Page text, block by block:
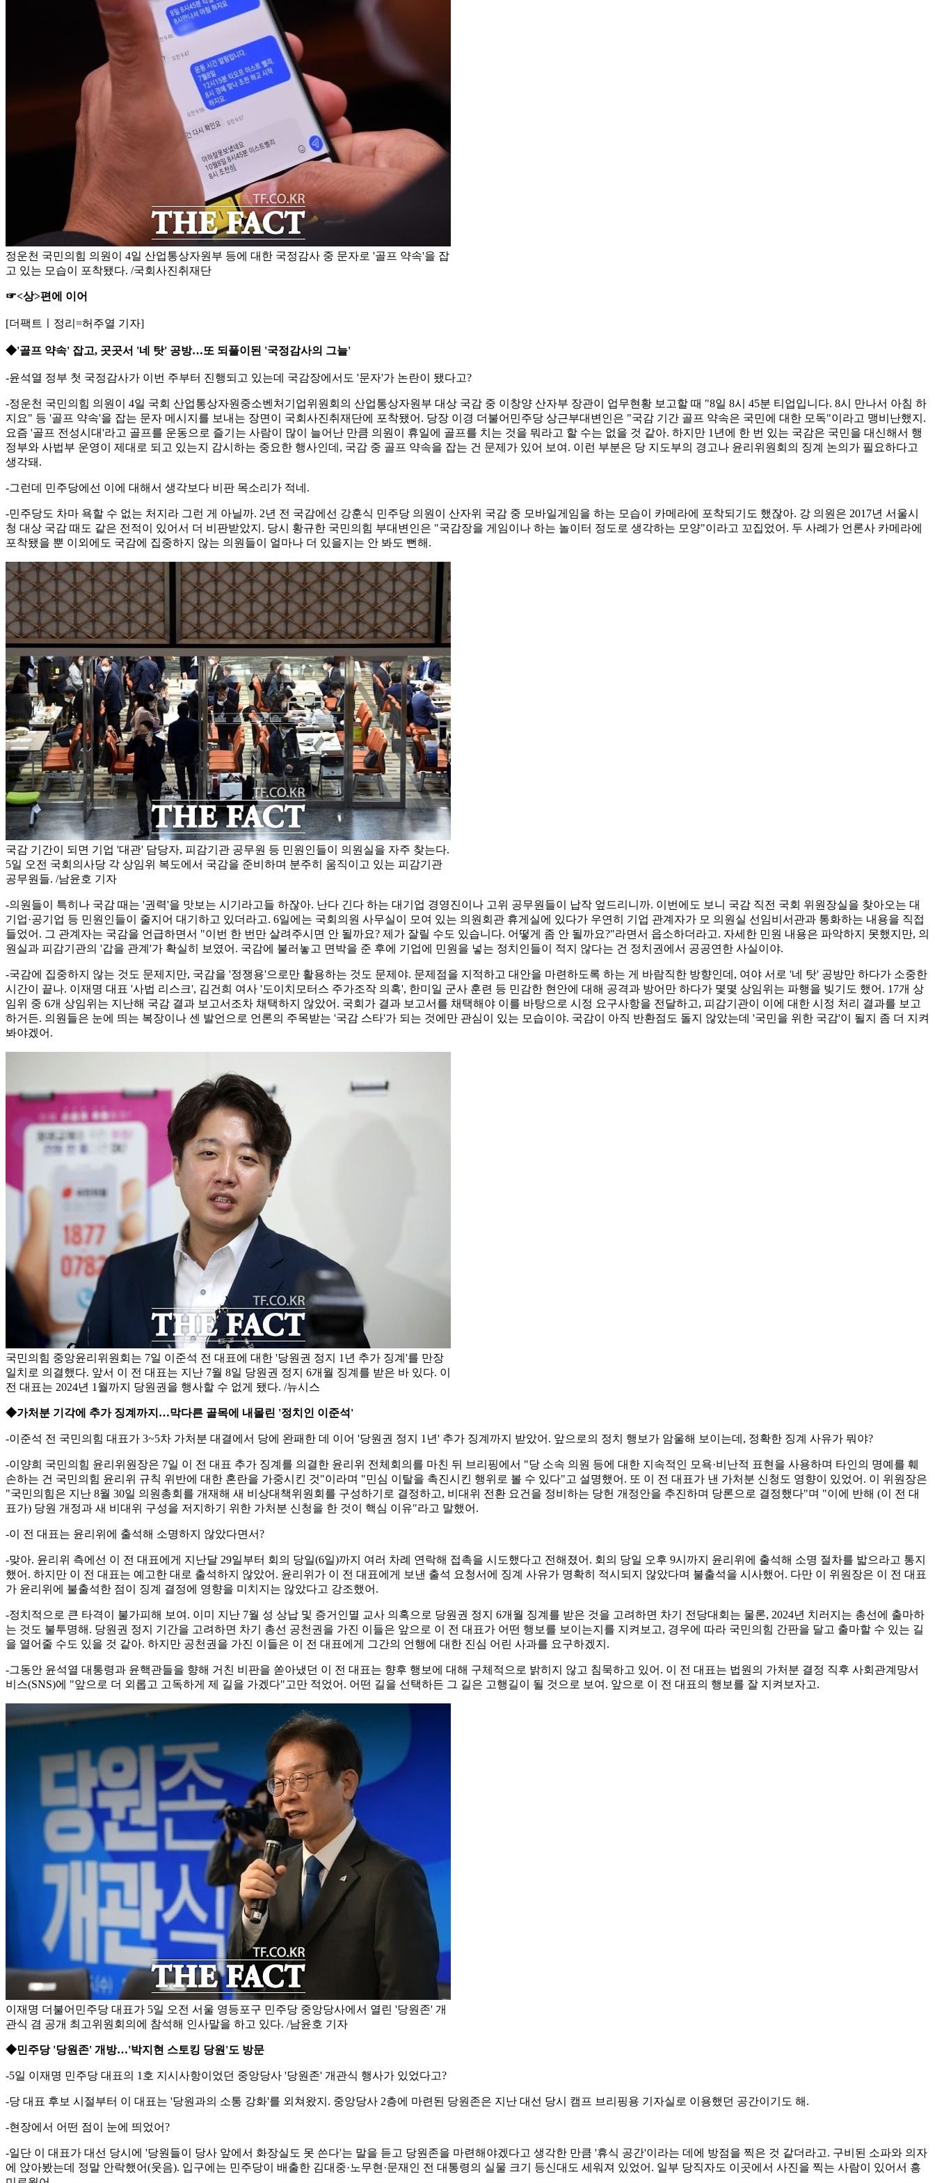
정운천 국민의힘 의원이 4일 산업통상자원부 등에 대한 국정감사 중 문자로 '골프 약속'을 잡
고 있는 모습이 포착됐다. /국회사진취재단
☞<상>편에 이어
[더팩트ㅣ정리=허주열 기자]
◆'골프 약속' 잡고, 곳곳서 '네 탓' 공방…또 되풀이된 '국정감사의 그늘'
-윤석열 정부 첫 국정감사가 이번 주부터 진행되고 있는데 국감장에서도 '문자'가 논란이 됐다고?
-정운천 국민의힘 의원이 4일 국회 산업통상자원중소벤처기업위원회의 산업통상자원부 대상 국감 중 이창양 산자부 장관이 업무현황 보고할 때 "8일 8시 45분 티업입니다. 8시 만나서 아침 하
지요" 등 '골프 약속'을 잡는 문자 메시지를 보내는 장면이 국회사진취재단에 포착됐어. 당장 이경 더불어민주당 상근부대변인은 "국감 기간 골프 약속은 국민에 대한 모독"이라고 맹비난했지.
요즘 '골프 전성시대'라고 골프를 운동으로 즐기는 사람이 많이 늘어난 만큼 의원이 휴일에 골프를 치는 것을 뭐라고 할 수는 없을 것 같아. 하지만 1년에 한 번 있는 국감은 국민을 대신해서 행
정부와 사법부 운영이 제대로 되고 있는지 감시하는 중요한 행사인데, 국감 중 골프 약속을 잡는 건 문제가 있어 보여. 이런 부분은 당 지도부의 경고나 윤리위원회의 징계 논의가 필요하다고
생각돼.
-그런데 민주당에선 이에 대해서 생각보다 비판 목소리가 적네.
-민주당도 차마 욕할 수 없는 처지라 그런 게 아닐까. 2년 전 국감에선 강훈식 민주당 의원이 산자위 국감 중 모바일게임을 하는 모습이 카메라에 포착되기도 했잖아. 강 의원은 2017년 서울시
청 대상 국감 때도 같은 전적이 있어서 더 비판받았지. 당시 황규한 국민의힘 부대변인은 "국감장을 게임이나 하는 놀이터 정도로 생각하는 모양"이라고 꼬집었어. 두 사례가 언론사 카메라에
포착됐을 뿐 이외에도 국감에 집중하지 않는 의원들이 얼마나 더 있을지는 안 봐도 뻔해.
국감 기간이 되면 기업 '대관' 담당자, 피감기관 공무원 등 민원인들이 의원실을 자주 찾는다.
5일 오전 국회의사당 각 상임위 복도에서 국감을 준비하며 분주히 움직이고 있는 피감기관
공무원들. /남윤호 기자
-의원들이 특히나 국감 때는 '권력'을 맛보는 시기라고들 하잖아. 난다 긴다 하는 대기업 경영진이나 고위 공무원들이 납작 엎드리니까. 이번에도 보니 국감 직전 국회 위원장실을 찾아오는 대
기업·공기업 등 민원인들이 줄지어 대기하고 있더라고. 6일에는 국회의원 사무실이 모여 있는 의원회관 휴게실에 있다가 우연히 기업 관계자가 모 의원실 선임비서관과 통화하는 내용을 직접
들었어. 그 관계자는 국감을 언급하면서 "이번 한 번만 살려주시면 안 될까요? 제가 잘릴 수도 있습니다. 어떻게 좀 안 될까요?"라면서 읍소하더라고. 자세한 민원 내용은 파악하지 못했지만, 의
원실과 피감기관의 '갑을 관계'가 확실히 보였어. 국감에 불러놓고 면박을 준 후에 기업에 민원을 넣는 정치인들이 적지 않다는 건 정치권에서 공공연한 사실이야.
-국감에 집중하지 않는 것도 문제지만, 국감을 '정쟁용'으로만 활용하는 것도 문제야. 문제점을 지적하고 대안을 마련하도록 하는 게 바람직한 방향인데, 여야 서로 '네 탓' 공방만 하다가 소중한
시간이 끝나. 이재명 대표 '사법 리스크', 김건희 여사 '도이치모터스 주가조작 의혹', 한미일 군사 훈련 등 민감한 현안에 대해 공격과 방어만 하다가 몇몇 상임위는 파행을 빚기도 했어. 17개 상
임위 중 6개 상임위는 지난해 국감 결과 보고서조차 채택하지 않았어. 국회가 결과 보고서를 채택해야 이를 바탕으로 시정 요구사항을 전달하고, 피감기관이 이에 대한 시정 처리 결과를 보고
하거든. 의원들은 눈에 띄는 복장이나 센 발언으로 언론의 주목받는 '국감 스타'가 되는 것에만 관심이 있는 모습이야. 국감이 아직 반환점도 돌지 않았는데 '국민을 위한 국감'이 될지 좀 더 지켜
봐야겠어.
국민의힘 중앙윤리위원회는 7일 이준석 전 대표에 대한 '당원권 정지 1년 추가 징계'를 만장
일치로 의결했다. 앞서 이 전 대표는 지난 7월 8일 당원권 정지 6개월 징계를 받은 바 있다. 이
전 대표는 2024년 1월까지 당원권을 행사할 수 없게 됐다. /뉴시스
◆가처분 기각에 추가 징계까지…막다른 골목에 내몰린 '정치인 이준석'
-이준석 전 국민의힘 대표가 3~5차 가처분 대결에서 당에 완패한 데 이어 '당원권 정지 1년' 추가 징계까지 받았어. 앞으로의 정치 행보가 암울해 보이는데, 정확한 징계 사유가 뭐야?
-이양희 국민의힘 윤리위원장은 7일 이 전 대표 추가 징계를 의결한 윤리위 전체회의를 마친 뒤 브리핑에서 "당 소속 의원 등에 대한 지속적인 모욕·비난적 표현을 사용하며 타인의 명예를 훼
손하는 건 국민의힘 윤리위 규칙 위반에 대한 혼란을 가중시킨 것"이라며 "민심 이탈을 촉진시킨 행위로 볼 수 있다"고 설명했어. 또 이 전 대표가 낸 가처분 신청도 영향이 있었어. 이 위원장은
"국민의힘은 지난 8월 30일 의원총회를 개재해 새 비상대책위원회를 구성하기로 결정하고, 비대위 전환 요건을 정비하는 당헌 개정안을 추진하며 당론으로 결정했다"며 "이에 반해 (이 전 대
표가) 당원 개정과 새 비대위 구성을 저지하기 위한 가처분 신청을 한 것이 핵심 이유"라고 말했어.
-이 전 대표는 윤리위에 출석해 소명하지 않았다면서?
-맞아. 윤리위 측에선 이 전 대표에게 지난달 29일부터 회의 당일(6일)까지 여러 차례 연락해 접촉을 시도했다고 전해졌어. 회의 당일 오후 9시까지 윤리위에 출석해 소명 절차를 밟으라고 통지
했어. 하지만 이 전 대표는 예고한 대로 출석하지 않았어. 윤리위가 이 전 대표에게 보낸 출석 요청서에 징계 사유가 명확히 적시되지 않았다며 불출석을 시사했어. 다만 이 위원장은 이 전 대표
가 윤리위에 불출석한 점이 징계 결정에 영향을 미치지는 않았다고 강조했어.
-정치적으로 큰 타격이 불가피해 보여. 이미 지난 7월 성 상납 및 증거인멸 교사 의혹으로 당원권 정지 6개월 징계를 받은 것을 고려하면 차기 전당대회는 물론, 2024년 치러지는 총선에 출마하
는 것도 불투명해. 당원권 정지 기간을 고려하면 차기 총선 공천권을 가진 이들은 앞으로 이 전 대표가 어떤 행보를 보이는지를 지켜보고, 경우에 따라 국민의힘 간판을 달고 출마할 수 있는 길
을 열어줄 수도 있을 것 같아. 하지만 공천권을 가진 이들은 이 전 대표에게 그간의 언행에 대한 진심 어린 사과를 요구하겠지.
-그동안 윤석열 대통령과 윤핵관들을 향해 거친 비판을 쏟아냈던 이 전 대표는 향후 행보에 대해 구체적으로 밝히지 않고 침묵하고 있어. 이 전 대표는 법원의 가처분 결정 직후 사회관계망서
비스(SNS)에 "앞으로 더 외롭고 고독하게 제 길을 가겠다"고만 적었어. 어떤 길을 선택하든 그 길은 고행길이 될 것으로 보여. 앞으로 이 전 대표의 행보를 잘 지켜보자고.
이재명 더불어민주당 대표가 5일 오전 서울 영등포구 민주당 중앙당사에서 열린 '당원존' 개
관식 겸 공개 최고위원회의에 참석해 인사말을 하고 있다. /남윤호 기자
◆민주당 '당원존' 개방…'박지현 스토킹 당원'도 방문
-5일 이재명 민주당 대표의 1호 지시사항이었던 중앙당사 '당원존' 개관식 행사가 있었다고?
-당 대표 후보 시절부터 이 대표는 '당원과의 소통 강화'를 외쳐왔지. 중앙당사 2층에 마련된 당원존은 지난 대선 당시 캠프 브리핑용 기자실로 이용했던 공간이기도 해.
-현장에서 어떤 점이 눈에 띄었어?
-일단 이 대표가 대선 당시에 '당원들이 당사 앞에서 화장실도 못 쓴다'는 말을 듣고 당원존을 마련해야겠다고 생각한 만큼 '휴식 공간'이라는 데에 방점을 찍은 것 같더라고. 구비된 소파와 의자
에 앉아봤는데 정말 안락했어(웃음). 입구에는 민주당이 배출한 김대중·노무현·문재인 전 대통령의 실물 크기 등신대도 세워져 있었어. 일부 당직자도 이곳에서 사진을 찍는 사람이 있어서 흥